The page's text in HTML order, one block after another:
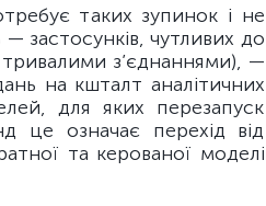
таких зупинок і не
застосунків, чутливих до
тривалими з’єднаннями), —
на кшталт аналітичних
для яких перезапуск
це означає перехід від
та керованої моделі